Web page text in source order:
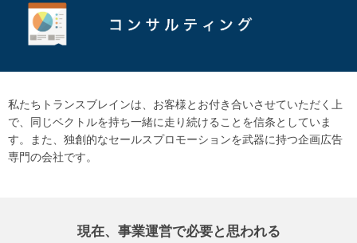
私たちトランスブレインは、お客様とお付き合いさせていただく上
で、同じベクトルを持ち一緒に走り続けることを信条としていま
す。また、独創的なセールスプロモーションを武器に持つ企画広告
専門の会社です。
現在、事業運営で必要と思われる